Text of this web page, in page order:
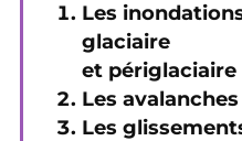
Les
glaciaire
et périglaciaire
Les avalanches
Les